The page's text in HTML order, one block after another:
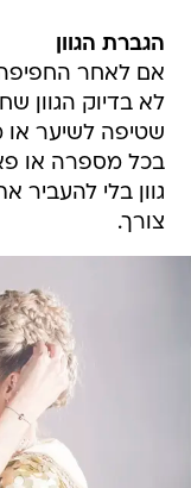
הגברת הגוון
אם לאחר החפיפה
לא בדיוק הגוון
שטיפה לשיער או
בכל מספרה או
גוון בלי להעביר
צורך.